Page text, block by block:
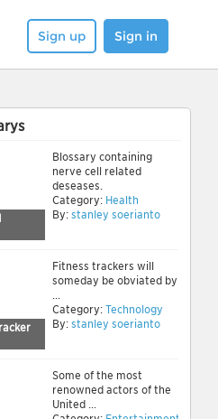
Sign up Sign in
Blossary containing
nerve cell related
deseases.
Category: Health
By: stanley soerianto
Fitness trackers will
someday be obviated by
...
Category: Technology
By: stanley soerianto
Some of the most
renowned actors of the
United ...